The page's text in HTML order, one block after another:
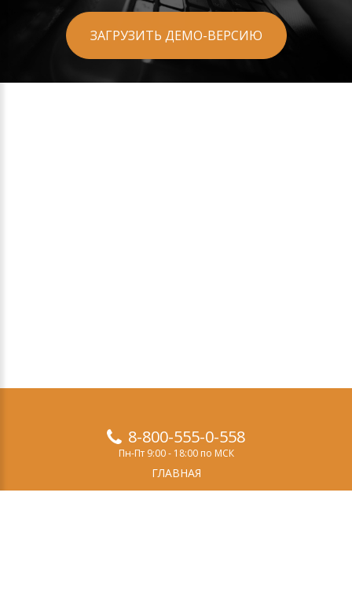
ЗАГРУЗИТЬ ДЕМО-ВЕРСИЮ
8-800-555-0-558
Пн-Пт 9:00 - 18:00 по МСК
ГЛАВНАЯ